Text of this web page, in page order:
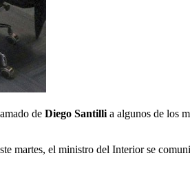
de Diego Santilli a algunos de los
martes, el ministro del Interior se